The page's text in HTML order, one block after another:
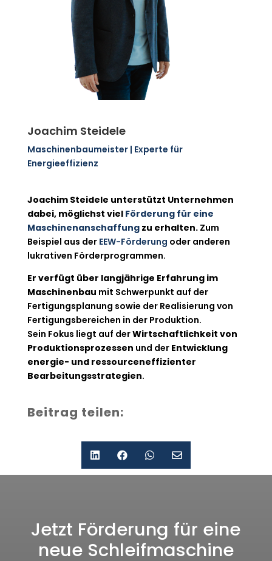
Joachim Steidele
Maschinenbaumeister | Experte für
Energieeffizienz
Joachim Steidele unterstützt Unternehmen
dabei, möglichst viel Förderung für eine
Maschinenanschaffungzu erhalten.Zum
Beispiel aus der EEW-Förderung oder anderen
lukrativen Förderprogrammen.
Er verfügt über langjährige Erfahrung im
Maschinenbau mit Schwerpunkt auf der
Fertigungsplanung sowie der Realisierung von
Fertigungsbereichen in der Produktion.
Sein Fokus liegt auf derWirtschaftlichkeit von
Produktionsprozessen und der Entwicklung
energie- und ressourceneffizienter
Bearbeitungsstrategien.
Beitrag teilen:
   
Jetzt Förderung für eine
neue Schleifmaschine